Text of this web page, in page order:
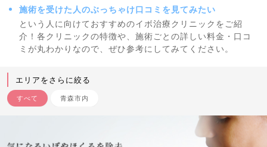
施術を受けた人のぶっちゃけ口コミを見てみたい
という人に向けておすすめのイボ治療クリニックをご紹
介！各クリニックの特徴や、施術ごとの詳しい料金・口コ
ミが丸わかりなので、ぜひ参考にしてみてください。
エリアをさらに絞る
すべて 青森市内